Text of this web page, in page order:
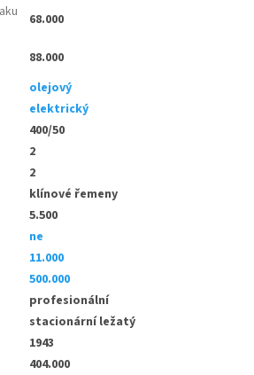
68.000
88.000
olejový
elektrický
400/50
2
2
klínové řemeny
5.500
ne
11.000
500.000
profesionální
stacionární ležatý
1943
404.000